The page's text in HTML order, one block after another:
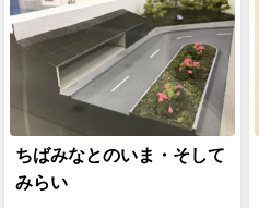
ちばみなとのいま・そして
みらい